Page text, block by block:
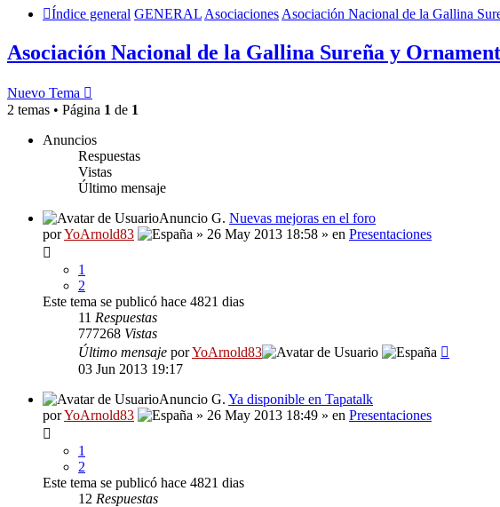
Índice general GENERALAsociacionesAsociación Nacional de la Gallina
Asociación Nacional de la Gallina Sureña y
Nuevo Tema
2 temas • Página 1 de 1
Anuncios
Respuestas
Vistas
Último mensaje
Anuncio G. Nuevas mejoras en el foro
porYoArnold83 » 26 May 2013 18:58 » en Presentaciones
1
2
Este tema se publicó hace 4821 dias
11 Respuestas
777268 Vistas
Último mensaje porYoArnold83
03 Jun 2013 19:17
Anuncio G. Ya disponible en Tapatalk
porYoArnold83 » 26 May 2013 18:49 » en Presentaciones
1
2
Este tema se publicó hace 4821 dias
12 Respuestas